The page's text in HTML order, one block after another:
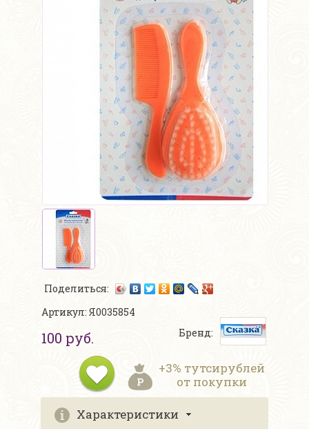
Поделиться:
Артикул: Я0035854
100 руб. Бренд:
+3% тутсирублей
от покупки
Характеристики